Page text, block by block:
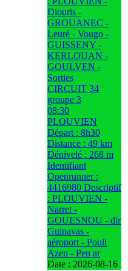
Diouris -
GROUANEC -
Leuré - Vougo -
GUISSENY -
KERLOUAN -
GOULVEN -
Sorties
CIRCUIT 34
groupe 3
08:30
PLOUVIEN
Départ : 8h30
Distance : 49 km
Dénivelé : 268 m
Identifiant
Openrunner :
4416980 Descriptif
: PLOUVIEN -
Narret -
GOUESNOU - dir
Guipavas -
aéroport - Poull
Azen - Pen ar
Date : 2026-08-16